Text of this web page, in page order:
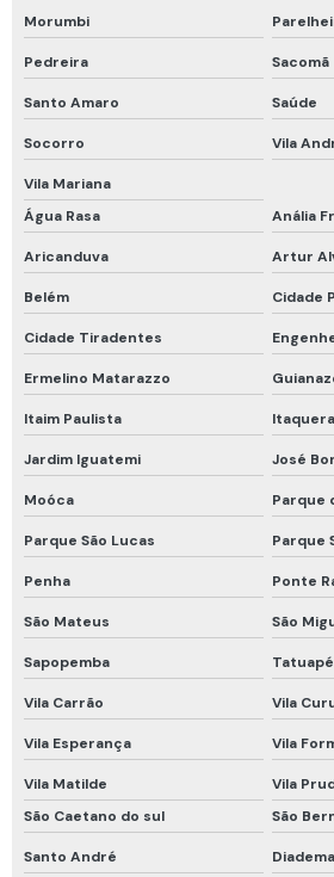
Roupa de proteção química
Roupa de proteção química nível a
Talabarte de segurança
Talabarte de segurança com absorvedor de
Teste hidrostático cilindro de ar respirável
Trava quedas retrátil 10m
Trava quedas retrátil 6 metros
Tubos colorimétricos
Tubos colorimétricos draeger
Venda de detector de gás
Vestimenta de proteção química tipo 5 e 6
Vestimenta proteção química
Conjunto de respiração autônomo
Equipamento de medição de espaço
Equipamento de ventilação para espaço
Equipamentos de espaço confinado
Equipamentos de resgate espaço confinado
Equipamentos de segurança para espaço
Roupa de bombeiro
Morumbi
Pedreira Sacomã
Santo Amaro Saúde
Socorro Vila
Vila Mariana
Água Rasa
Anália
Aricanduva Artur
Belém Cidade
Cidade Tiradentes
Ermelino Matarazzo
Itaim Paulista Itaquera
Jardim Iguatemi José
Moóca Parque
Parque São Lucas Parque
Penha Ponte
São Mateus São
Sapopemba Tatuapé
Vila Carrão Vila
Vila Esperança Vila
Vila Matilde
Vila
São Caetano do sul
São
Santo André Diadema